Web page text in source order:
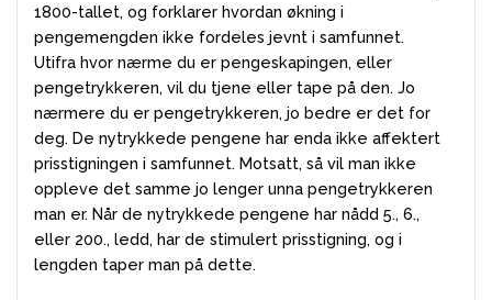
1800-tallet, og forklarer hvordan økning i
pengemengden ikke fordeles jevnt i samfunnet.
Utifra hvor nærme du er pengeskapingen, eller
pengetrykkeren, vil du tjene eller tape på den. Jo
nærmere du er pengetrykkeren, jo bedre er det for
deg. De nytrykkede pengene har enda ikke affektert
prisstigningen i samfunnet. Motsatt, så vil man ikke
oppleve det samme jo lenger unna pengetrykkeren
man er. Når de nytrykkede pengene har nådd 5., 6.,
eller 200., ledd, har de stimulert prisstigning, og i
lengden taper man på dette.